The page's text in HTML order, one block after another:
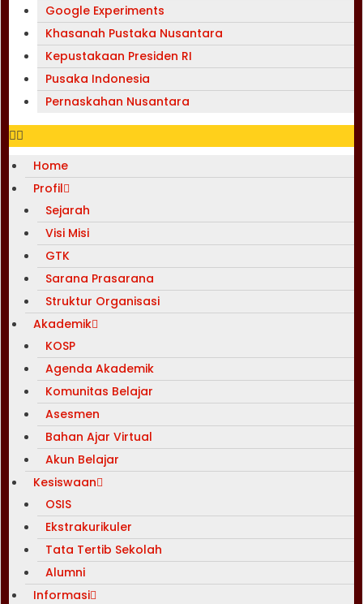
Google Experiments
Khasanah Pustaka Nusantara
Kepustakaan Presiden RI
Pusaka Indonesia
Pernaskahan Nusantara
Home
Profil
Sejarah
Visi Misi
GTK
Sarana Prasarana
Struktur Organisasi
Akademik
KOSP
Agenda Akademik
Komunitas Belajar
Asesmen
Bahan Ajar Virtual
Akun Belajar
Kesiswaan
OSIS
Ekstrakurikuler
Tata Tertib Sekolah
Alumni
Informasi